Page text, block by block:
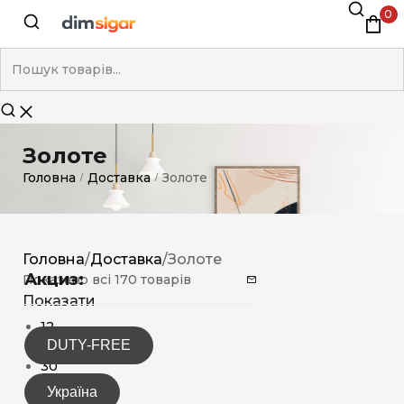
0
Золоте
Головна / Доставка / Золоте
Акциз:
DUTY-FREE
Україна
Головна/Доставка/Золоте
Показано всі 170 товарів
Показати
12
15
30